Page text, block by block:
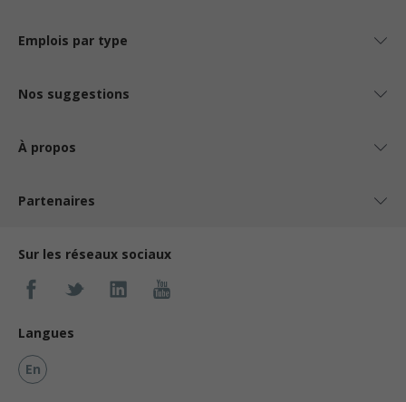
Emplois par type
Nos suggestions
À propos
Partenaires
Sur les réseaux sociaux
Langues
En